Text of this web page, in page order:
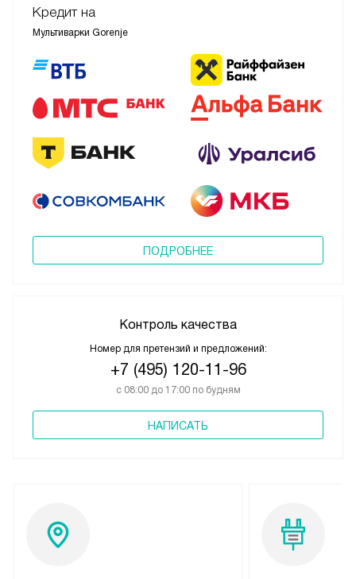
Кредит на
Мультиварки Gorenje
ПОДРОБНЕЕ
Контроль качества
Номер для претензий и предложений:
+7 (495) 120-11-96
с 08:00 до 17:00 по будням
НАПИСАТЬ